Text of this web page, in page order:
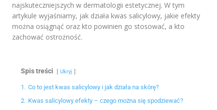
najskuteczniejszych w dermatologii estetycznej. W tym
artykule wyjaśniamy, jak działa kwas salicylowy, jakie efekty
można osiągnąć oraz kto powinien go stosować, a kto
zachować ostrożność.
Spis treści Ukryj
1. Co to jest kwas salicylowy i jak działa na skórę?
2. Kwas salicylowy efekty – czego można się spodziewać?